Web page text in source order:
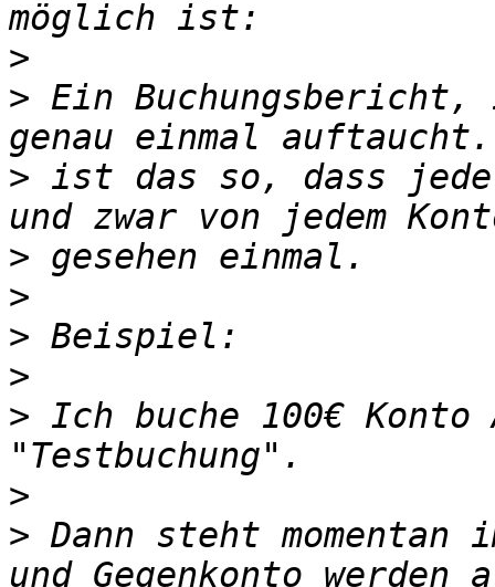
>
> Ein Buchungsbericht,
> ist das so, dass jede
>
>
>
>
> Ich buche 100€
>
> Dann steht momentan